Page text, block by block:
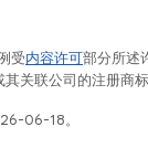
受内容许可部分所述
关联公司的注册商标
06-18。